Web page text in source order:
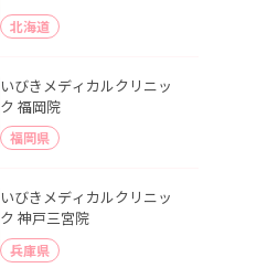
北海道
いびきメディカルクリニッ
ク 福岡院
福岡県
いびきメディカルクリニッ
ク 神戸三宮院
兵庫県